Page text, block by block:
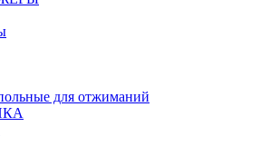
для отжиманий